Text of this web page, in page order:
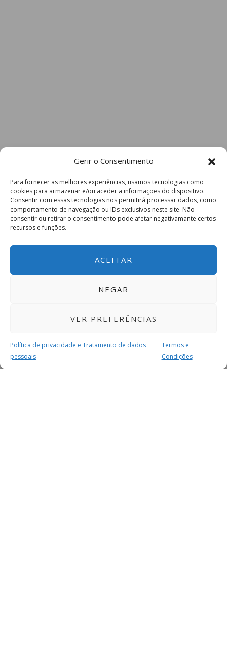
Gerir o Consentimento
Para fornecer as melhores experiências, usamos tecnologias como
cookies para armazenar e/ou aceder a informações do dispositivo.
Consentir com essas tecnologias nos permitirá processar dados, como
comportamento de navegação ou IDs exclusivos neste site. Não
consentir ou retirar o consentimento pode afetar negativamante certos
recursos e funções.
ACEITAR
NEGAR
VER PREFERÊNCIAS
Política de privacidade e Tratamento de dados
pessoais
Termos e
Condições